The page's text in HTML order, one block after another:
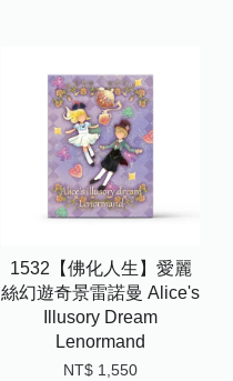
1532【佛化人生】愛麗
絲幻遊奇景雷諾曼 Alice's
Illusory Dream
Lenormand
NT$ 1,550